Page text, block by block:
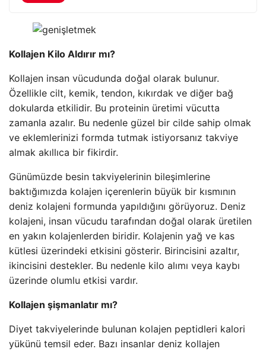
Kollajen Kilo Aldırır mı?
Kollajen insan vücudunda doğal olarak bulunur.
Özellikle cilt, kemik, tendon, kıkırdak ve diğer bağ
dokularda etkilidir. Bu proteinin üretimi vücutta
zamanla azalır. Bu nedenle güzel bir cilde sahip olmak
ve eklemlerinizi formda tutmak istiyorsanız takviye
almak akıllıca bir fikirdir.
Günümüzde besin takviyelerinin bileşimlerine
baktığımızda kolajen içerenlerin büyük bir kısmının
deniz kolajeni formunda yapıldığını görüyoruz. Deniz
kolajeni, insan vücudu tarafından doğal olarak üretilen
en yakın kolajenlerden biridir. Kolajenin yağ ve kas
kütlesi üzerindeki etkisini gösterir. Birincisini azaltır,
ikincisini destekler. Bu nedenle kilo alımı veya kaybı
üzerinde olumlu etkisi vardır.
Kollajen şişmanlatır mı?
Diyet takviyelerinde bulunan kolajen peptidleri kalori
yükünü temsil eder. Bazı insanlar deniz kollajen